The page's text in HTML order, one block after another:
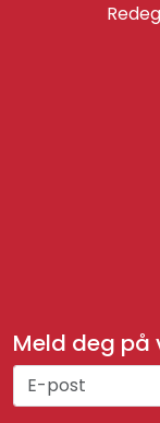
Meld deg på